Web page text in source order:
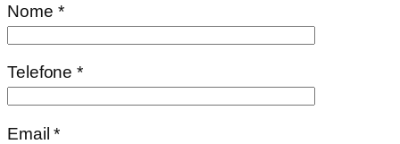
Nome *
Telefone *
Email *